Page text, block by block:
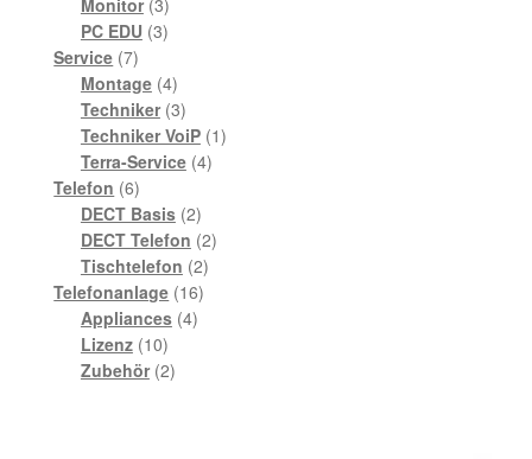
Monitor 3
Produkte
PC EDU 33
Service 77
Produkte
Montage 44
Produkte
Techniker 33
Produkte
Techniker VoiP 11
Terra-Service 44
Telefon 66
Produkte
DECT Basis 22
Produkte
DECT Telefon 22
Tischtelefon 22
Produkte
Telefonanlage 1616
Appliances 44
Lizenz 1010
Produkte
Zubehör 22